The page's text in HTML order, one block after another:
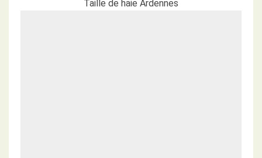
Taille de haie Ardennes